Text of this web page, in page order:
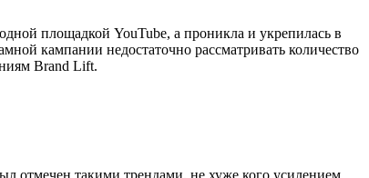
площадкой YouTube, а проникла и укрепилась в
кампании недостаточно рассматривать количество
Brand Lift.
отмечен такими трендами, не хуже кого усилением